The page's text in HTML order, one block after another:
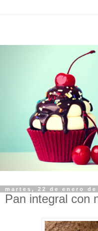
martes, 22 de enero de
Pan integral con